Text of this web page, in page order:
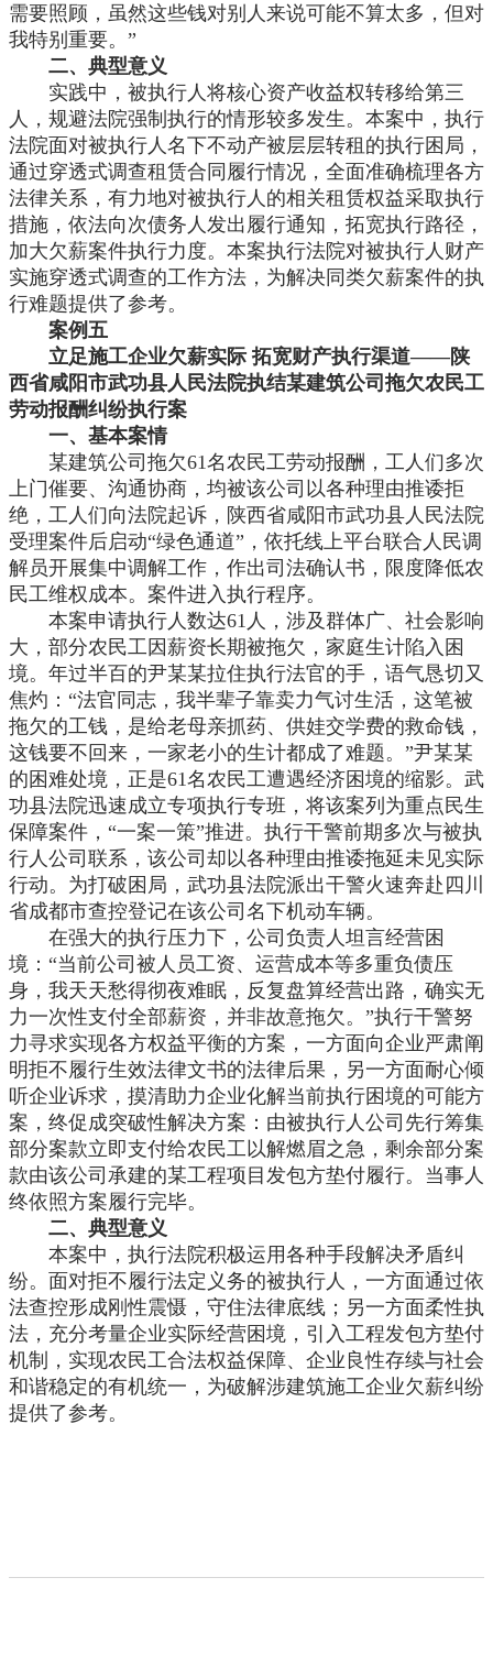
需要照顾，虽然这些钱对别人来说可能不算太多，但对
我特别重要。”
二、典型意义
实践中，被执行人将核心资产收益权转移给第三
人，规避法院强制执行的情形较多发生。本案中，执行
法院面对被执行人名下不动产被层层转租的执行困局，
通过穿透式调查租赁合同履行情况，全面准确梳理各方
法律关系，有力地对被执行人的相关租赁权益采取执行
措施，依法向次债务人发出履行通知，拓宽执行路径，
加大欠薪案件执行力度。本案执行法院对被执行人财产
实施穿透式调查的工作方法，为解决同类欠薪案件的执
行难题提供了参考。
案例五
立足施工企业欠薪实际 拓宽财产执行渠道——陕
西省咸阳市武功县人民法院执结某建筑公司拖欠农民工
劳动报酬纠纷执行案
一、基本案情
某建筑公司拖欠61名农民工劳动报酬，工人们多次
上门催要、沟通协商，均被该公司以各种理由推诿拒
绝，工人们向法院起诉，陕西省咸阳市武功县人民法院
受理案件后启动“绿色通道”，依托线上平台联合人民调
解员开展集中调解工作，作出司法确认书，限度降低农
民工维权成本。案件进入执行程序。
本案申请执行人数达61人，涉及群体广、社会影响
大，部分农民工因薪资长期被拖欠，家庭生计陷入困
境。年过半百的尹某某拉住执行法官的手，语气恳切又
焦灼：“法官同志，我半辈子靠卖力气讨生活，这笔被
拖欠的工钱，是给老母亲抓药、供娃交学费的救命钱，
这钱要不回来，一家老小的生计都成了难题。”尹某某
的困难处境，正是61名农民工遭遇经济困境的缩影。武
功县法院迅速成立专项执行专班，将该案列为重点民生
保障案件，“一案一策”推进。执行干警前期多次与被执
行人公司联系，该公司却以各种理由推诿拖延未见实际
行动。为打破困局，武功县法院派出干警火速奔赴四川
省成都市查控登记在该公司名下机动车辆。
在强大的执行压力下，公司负责人坦言经营困
境： “当前公司被人员工资、运营成本等多重负债压
身，我天天愁得彻夜难眠，反复盘算经营出路，确实无
力一次性支付全部薪资，并非故意拖欠。”执行干警努
力寻求实现各方权益平衡的方案，一方面向企业严肃阐
明拒不履行生效法律文书的法律后果，另一方面耐心倾
听企业诉求，摸清助力企业化解当前执行困境的可能方
案，终促成突破性解决方案：由被执行人公司先行筹集
部分案款立即支付给农民工以解燃眉之急，剩余部分案
款由该公司承建的某工程项目发包方垫付履行。当事人
终依照方案履行完毕。
二、典型意义
本案中，执行法院积极运用各种手段解决矛盾纠
纷。面对拒不履行法定义务的被执行人，一方面通过依
法查控形成刚性震慑，守住法律底线；另一方面柔性执
法，充分考量企业实际经营困境，引入工程发包方垫付
机制，实现农民工合法权益保障、企业良性存续与社会
和谐稳定的有机统一，为破解涉建筑施工企业欠薪纠纷
提供了参考。